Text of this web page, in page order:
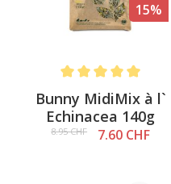
15%
Note moyenne de 5
Bunny MidiMix à l`
Echinacea 140g
8.95 CHF 7.60 CHF